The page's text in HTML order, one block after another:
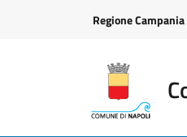
Regione Campania